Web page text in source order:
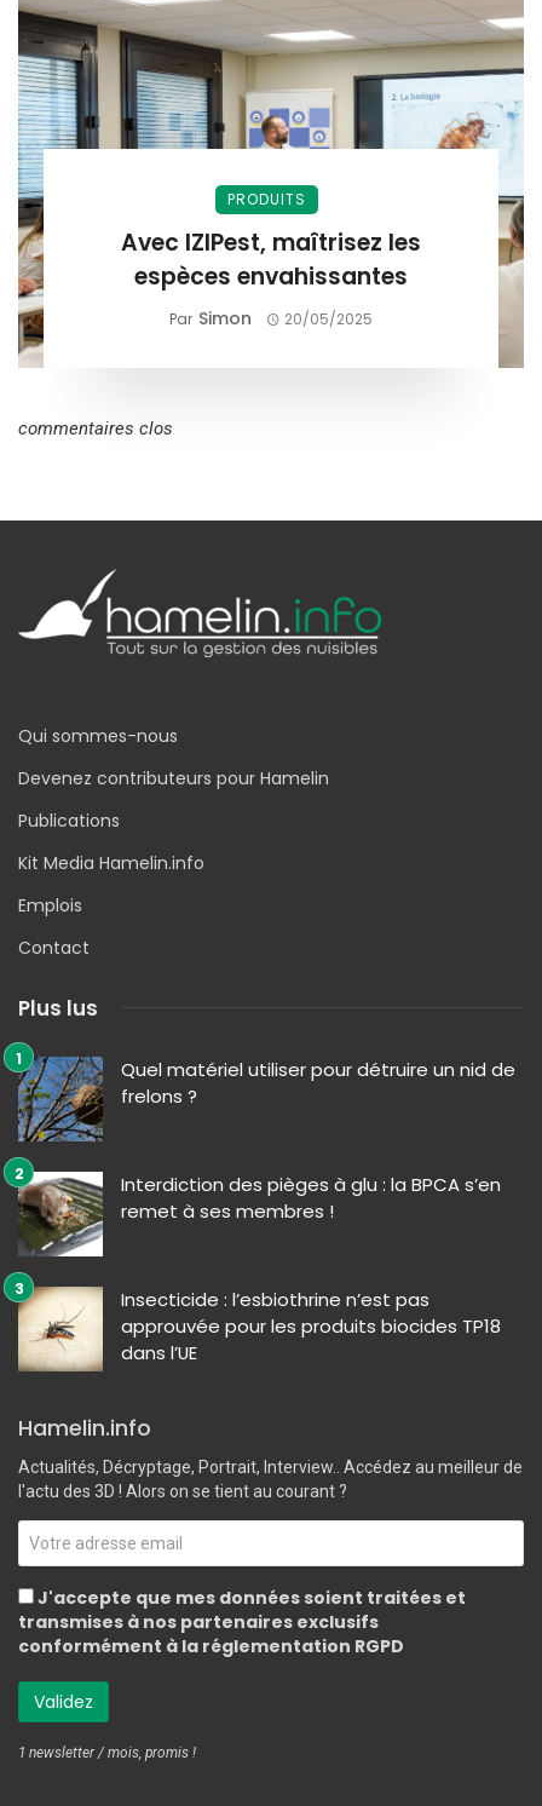
PRODUITS
Avec IZIPest, maîtrisez les
espèces envahissantes
Par Simon 20/05/2025
commentaires clos
Qui sommes-nous
Devenez contributeurs pour Hamelin
Publications
Kit Media Hamelin.info
Emplois
Contact
Plus lus
Quel matériel utiliser pour détruire un nid de
frelons ?
Interdiction des pièges à glu : la BPCA s’en
remet à ses membres !
Insecticide : l’esbiothrine n’est pas
approuvée pour les produits biocides TP18
dans l’UE
Hamelin.info
Actualités, Décryptage, Portrait, Interview.. Accédez au meilleur de
l'actu des 3D ! Alors on se tient au courant ?
J'accepte que mes données soient traitées et
transmises à nos partenaires exclusifs
conformément à la réglementation RGPD
1 newsletter / mois, promis !